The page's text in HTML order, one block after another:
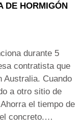
DE HORMIGÓN
durante 5
contratista que
Australia. Cuando
a otro sitio de
el tiempo de
concreto.…